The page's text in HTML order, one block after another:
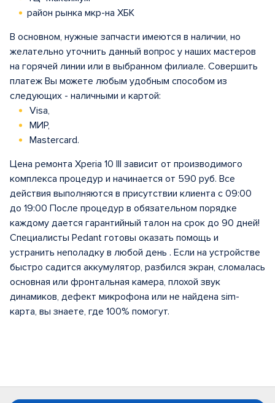
район рынка мкр-на ХБК
В основном, нужные запчасти имеются в наличии, но
желательно уточнить данный вопрос у наших мастеров
на горячей линии или в выбранном филиале. Совершить
платеж Вы можете любым удобным способом из
следующих - наличными и картой:
Visa,
МИР,
Mastercard.
Цена ремонта Xperia 10 III зависит от производимого
комплекса процедур и начинается от 590 руб. Все
действия выполняются в присутствии клиента с 09:00
до 19:00 После процедур в обязательном порядке
каждому дается гарантийный талон на срок до 90 дней!
Специалисты Pedant готовы оказать помощь и
устранить неполадку в любой день . Если на устройстве
быстро садится аккумулятор, разбился экран, сломалась
основная или фронтальная камера, плохой звук
динамиков, дефект микрофона или не найдена sim-
карта, вы знаете, где 100% помогут.